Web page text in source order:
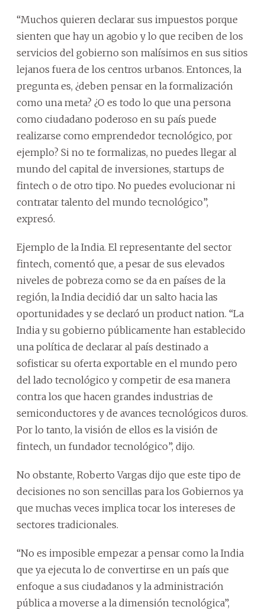
“Muchos quieren declarar sus impuestos porque
sienten que hay un agobio y lo que reciben de los
servicios del gobierno son malísimos en sus sitios
lejanos fuera de los centros urbanos. Entonces, la
pregunta es, ¿deben pensar en la formalización
como una meta? ¿O es todo lo que una persona
como ciudadano poderoso en su país puede
realizarse como emprendedor tecnológico, por
ejemplo? Si no te formalizas, no puedes llegar al
mundo del capital de inversiones, startups de
fintech o de otro tipo. No puedes evolucionar ni
contratar talento del mundo tecnológico”,
expresó.
Ejemplo de la India. El representante del sector
fintech, comentó que, a pesar de sus elevados
niveles de pobreza como se da en países de la
región, la India decidió dar un salto hacia las
oportunidades y se declaró un product nation. “La
India y su gobierno públicamente han establecido
una política de declarar al país destinado a
sofisticar su oferta exportable en el mundo pero
del lado tecnológico y competir de esa manera
contra los que hacen grandes industrias de
semiconductores y de avances tecnológicos duros.
Por lo tanto, la visión de ellos es la visión de
fintech, un fundador tecnológico”, dijo.
No obstante, Roberto Vargas dijo que este tipo de
decisiones no son sencillas para los Gobiernos ya
que muchas veces implica tocar los intereses de
sectores tradicionales.
“No es imposible empezar a pensar como la India
que ya ejecuta lo de convertirse en un país que
enfoque a sus ciudadanos y la administración
pública a moverse a la dimensión tecnológica”,